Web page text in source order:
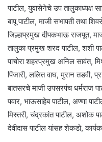
पाटील, युवासेनेचे उप तालुकाध्यक्ष
बापू पाटील, माजी सभापती तथा
जिल्हाप्रमुख दीपकभाऊ राजपूत,
तालुका प्रमुख शरद पाटील, शशी
पाचोरा शहरप्रमुख अनिल सावंत,
पिंजारी, ललित वाघ, मुरान तडवी,
बातसरचे माजी उपसरपंच धर्मराज
पवार, भाऊसाहेब पाटील, अण्णा
मिस्तरी, चंद्रकांत पाटील, अशोक
देवीदास पाटील यांसह शेकडो,